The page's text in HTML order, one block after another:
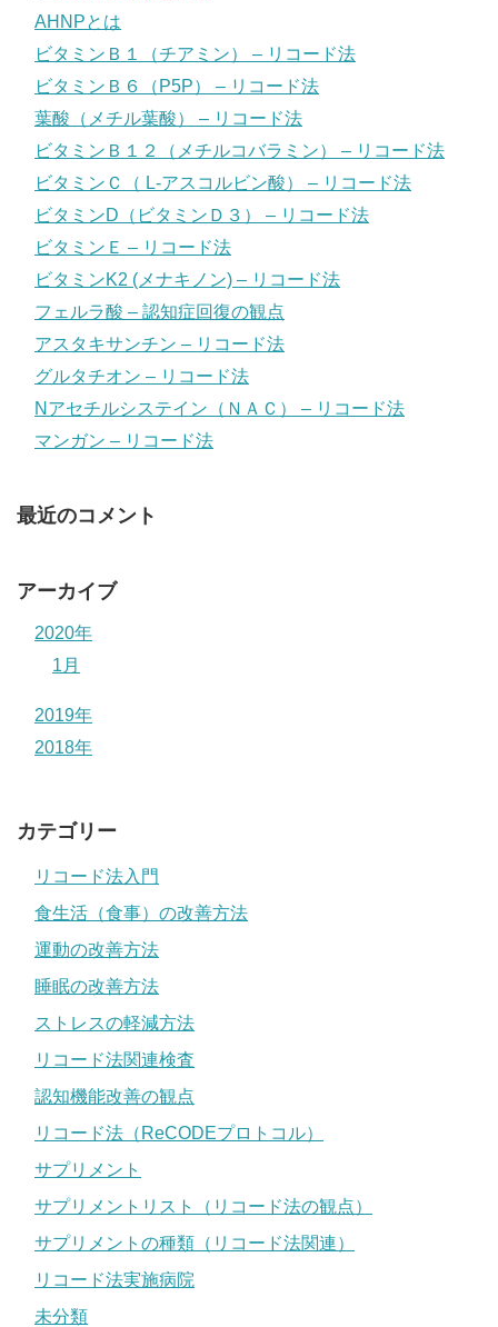
AHNPとは
ビタミンＢ１（チアミン） – リコード法
ビタミンＢ６（P5P） – リコード法
葉酸（メチル葉酸） – リコード法
ビタミンＢ１２（メチルコバラミン） – リコード法
ビタミンＣ（ L-アスコルビン酸） – リコード法
ビタミンD（ビタミンＤ３） – リコード法
ビタミンＥ – リコード法
ビタミンK2 (メナキノン) – リコード法
フェルラ酸 – 認知症回復の観点
アスタキサンチン – リコード法
グルタチオン – リコード法
Nアセチルシステイン（ＮＡＣ） – リコード法
マンガン – リコード法
最近のコメント
アーカイブ
2020年
1月
2019年
2018年
カテゴリー
リコード法入門
食生活（食事）の改善方法
運動の改善方法
睡眠の改善方法
ストレスの軽減方法
リコード法関連検査
認知機能改善の観点
リコード法（ReCODEプロトコル）
サプリメント
サプリメントリスト（リコード法の観点）
サプリメントの種類（リコード法関連）
リコード法実施病院
未分類